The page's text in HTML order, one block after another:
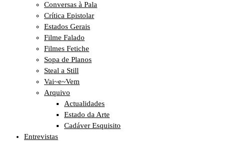
Conversas à Pala
Crítica Epistolar
Estados Gerais
Filme Falado
Filmes Fetiche
Sopa de Planos
Steal a Still
Vai~e~Vem
Arquivo
Actualidades
Estado da Arte
Cadáver Esquisito
Entrevistas